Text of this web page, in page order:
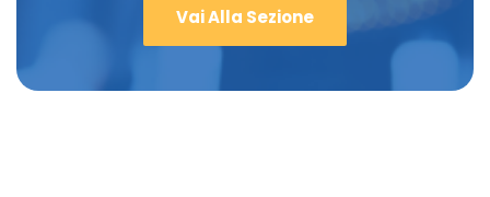
Vai Alla Sezione